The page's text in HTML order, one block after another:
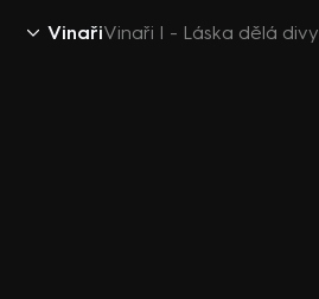
VinařiVinaři I - Láska dělá divy